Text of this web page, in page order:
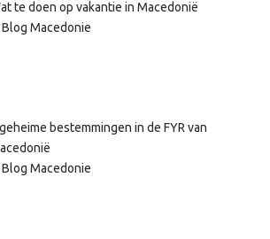
te doen op vakantie in Macedonië
Blog Macedonie
bestemmingen in de FYR van
Blog Macedonie